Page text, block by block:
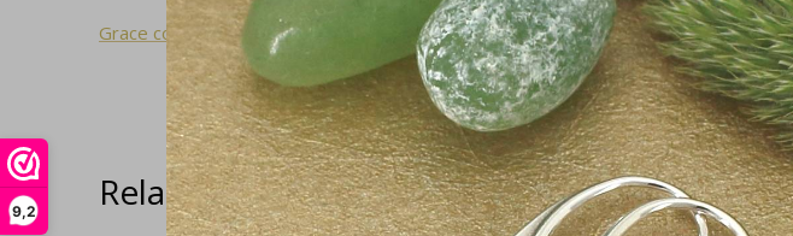
9,2
Grace collectie
Related articles